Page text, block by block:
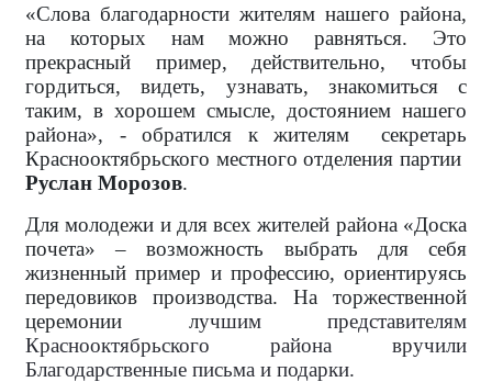
«Слова благодарности жителям нашего района,
на которых нам можно равняться. Это
прекрасный пример, действительно, чтобы
гордиться, видеть, узнавать, знакомиться с
таким, в хорошем смысле, достоянием нашего
района», - обратился к жителям
секретарь
Краснооктябрьского местного отделения партии
Руслан Морозов.
Для молодежи и для всех жителей района «Доска
почета» – возможность выбрать для себя
жизненный пример и профессию, ориентируясь
передовиков производства. На торжественной
церемонии лучшим представителям
Краснооктябрьского района вручили
Благодарственные письма и подарки.